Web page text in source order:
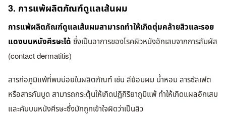
3. การแพ้ผลิตภัณฑ์ดูแลเส้นผม
การแพ้ผลิตภัณฑ์ดูแลเส้นผมสามารถทำให้เกิดตุ่มคล้ายสิวและรอย
แดงบนหนังศีรษะได้ ซึ่งเป็นอาการของโรคผิวหนังอักเสบจากการสัมผัส
(contact dermatitis)
สารก่อภูมิแพ้ที่พบบ่อยในผลิตภัณฑ์ เช่น สีย้อมผม น้ำหอม สารซัลเฟต
หรือสารกันบูด สามารถกระตุ้นให้เกิดปฏิกิริยาภูมิแพ้ ทำให้เกิดแผลอักเสบ
และคันบนหนังศีรษะซึ่งมักถูกเข้าใจผิดว่าเป็นสิว